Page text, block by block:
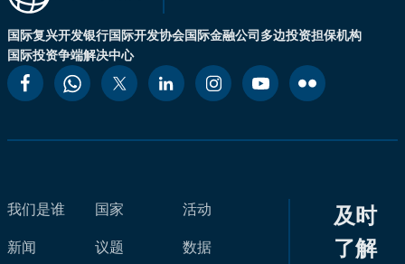
国际复兴开发银行国际开发协会国际金融公司多边投资担保机构
国际投资争端解决中心
我们是谁
新闻
国家
议题
活动
数据
及时
了解